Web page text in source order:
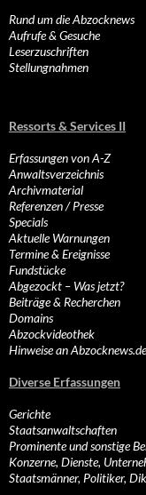
Rund um die Abzocknews
Aufrufe & Gesuche
Leserzuschriften
Stellungnahmen
Ressorts & Services II
Erfassungen von A-Z
Anwaltsverzeichnis
Archivmaterial
Referenzen / Presse
Specials
Aktuelle Warnungen
Termine & Ereignisse
Fundstücke
Abgezockt – Was jetzt?
Beiträge & Recherchen
Domains
Abzockvideothek
Hinweise an Abzocknews.de
Diverse Erfassungen
Gerichte
Staatsanwaltschaften
Prominente und sonstige
Konzerne, Dienste,
Staatsmänner, Politiker,